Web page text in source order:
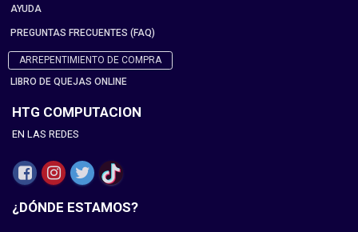
AYUDA
PREGUNTAS FRECUENTES (FAQ)
ARREPENTIMIENTO DE COMPRA
LIBRO DE QUEJAS ONLINE
HTG COMPUTACION
EN LAS REDES
¿DÓNDE ESTAMOS?